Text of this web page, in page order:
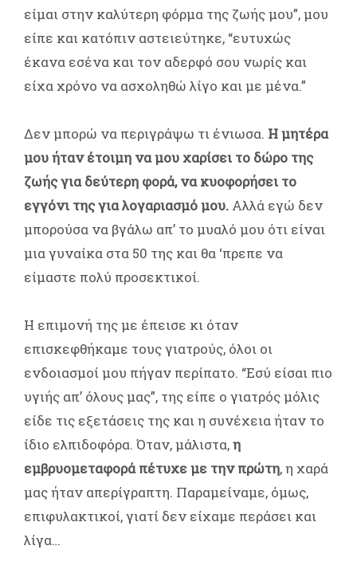
είμαι στην καλύτερη φόρμα της ζωής μου”, μου
είπε και κατόπιν αστειεύτηκε, “ευτυχώς
έκανα εσένα και τον αδερφό σου νωρίς και
είχα χρόνο να ασχοληθώ λίγο και με μένα.”
Δεν μπορώ να περιγράψω τι ένιωσα. Η μητέρα
μου ήταν έτοιμη να μου χαρίσει το δώρο της
ζωής για δεύτερη φορά, να κυοφορήσει το
εγγόνι της για λογαριασμό μου. Αλλά εγώ δεν
μπορούσα να βγάλω απ’ το μυαλό μου ότι είναι
μια γυναίκα στα 50 της και θα ‘πρεπε να
είμαστε πολύ προσεκτικοί.
Η επιμονή της με έπεισε κι όταν
επισκεφθήκαμε τους γιατρούς, όλοι οι
ενδοιασμοί μου πήγαν περίπατο. “Εσύ είσαι πιο
υγιής απ’ όλους μας”, της είπε ο γιατρός μόλις
είδε τις εξετάσεις της και η συνέχεια ήταν το
ίδιο ελπιδοφόρα. Όταν, μάλιστα,η
εμβρυομεταφορά πέτυχε με την πρώτη, η χαρά
μας ήταν απερίγραπτη. Παραμείναμε, όμως,
επιφυλακτικοί, γιατί δεν είχαμε περάσει και
λίγα…